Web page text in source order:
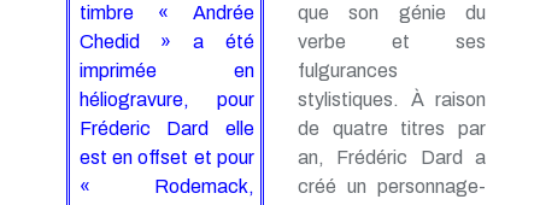
timbre « Andrée
Chedid » a été
imprimée en
héliogravure, pour
Fréderic Dard elle
est en offset et pour
« Rodemack,
que son génie du
verbe et ses
fulgurances
stylistiques. À raison
de quatre titres par
an, Frédéric Dard a
créé un personnage-